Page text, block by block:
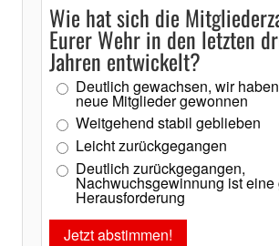
Wie hat sich die
Eurer Wehr in den letzten
Jahren entwickelt?
Deutlich gewachsen, wir
neue Mitglieder gewonnen
Weitgehend stabil geblieben
Leicht zurückgegangen
Deutlich zurückgegangen,
Nachwuchsgewinnung ist eine
Herausforderung